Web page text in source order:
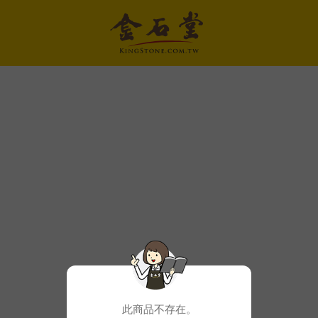
此商品不存在。